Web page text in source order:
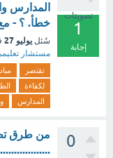
تصويتات
1
إجابة
المدارس
خطأ. ؟ -
سُئل يوليو 27
مستشار
تقتصر
لكفاءة
المدارس
0
من طرق